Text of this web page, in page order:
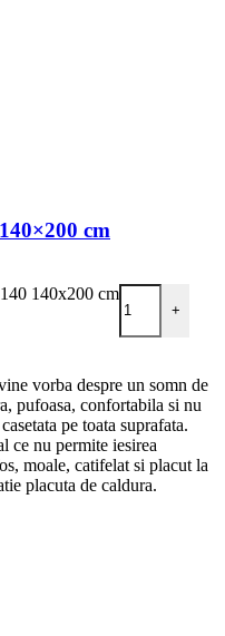
cm
140x200 cm
+
vorba despre un somn de
pufoasa, confortabila si nu
pe toata suprafata.
ce nu permite iesirea
moale, catifelat si placut la
placuta de caldura.